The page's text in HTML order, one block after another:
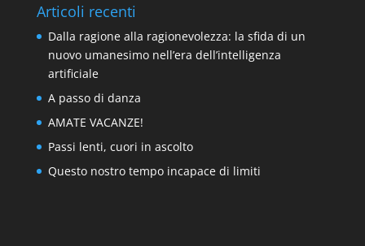
Articoli recenti
Dalla ragione alla ragionevolezza: la sfida di un
nuovo umanesimo nell’era dell’intelligenza
artificiale
A passo di danza
AMATE VACANZE!
Passi lenti, cuori in ascolto
Questo nostro tempo incapace di limiti